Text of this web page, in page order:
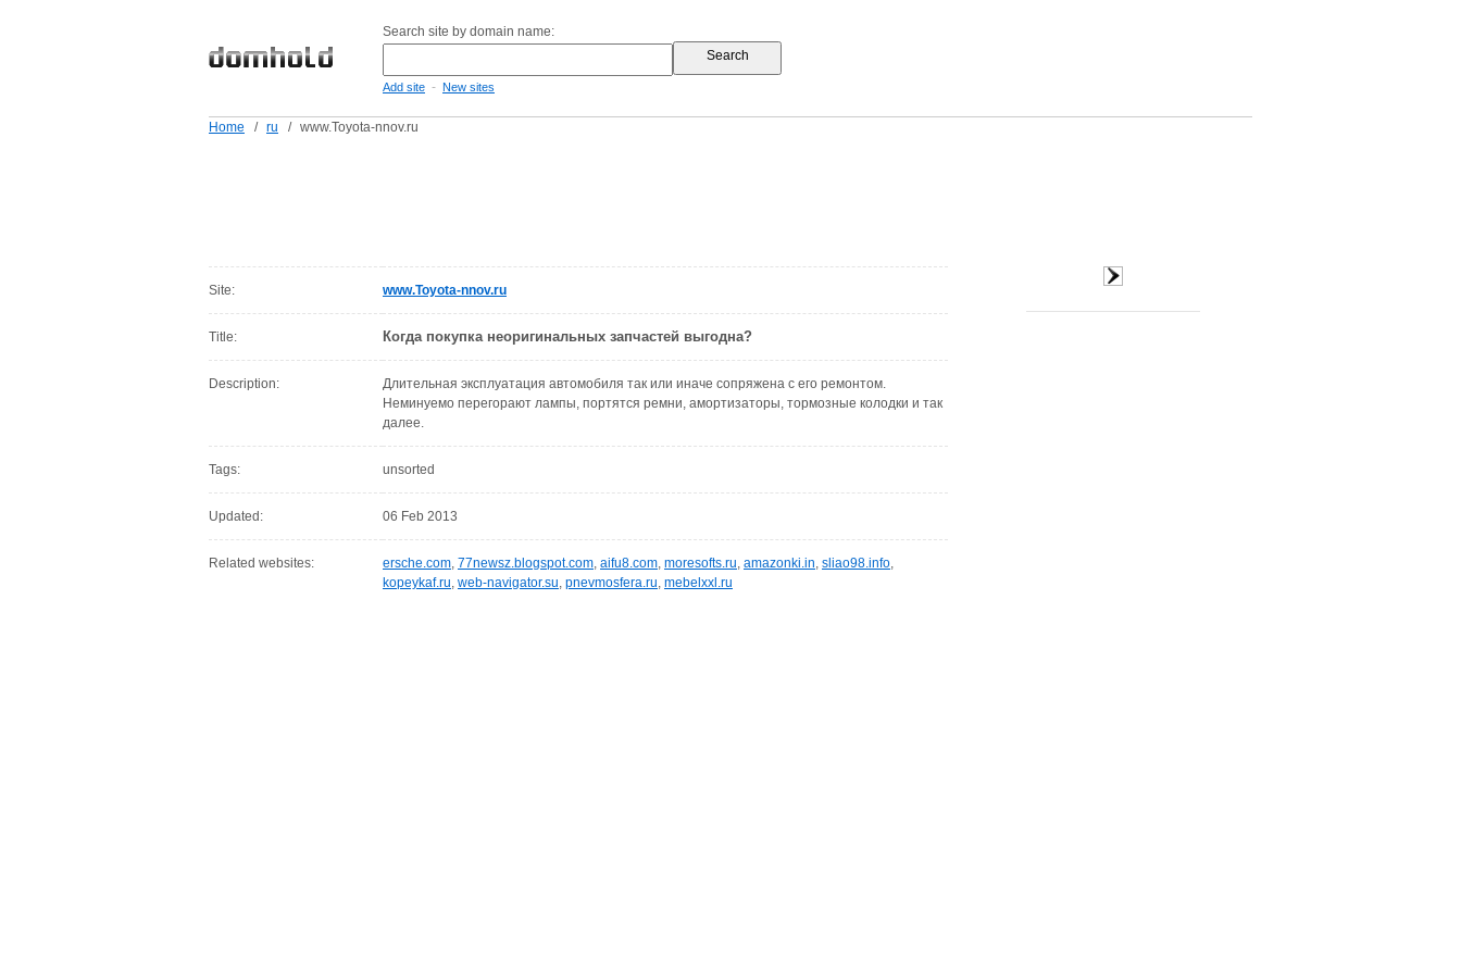
Search site by domain name:
Add site - New sites
Home / ru / www.Toyota-nnov.ru
Site: www.Toyota-nnov.ru
Title: Когда покупка неоригинальных запчастей выгодна?
Description:
Длительная эксплуатация автомобиля так или иначе сопряжена с его ремонтом.
Неминуемо перегорают лампы, портятся ремни, амортизаторы, тормозные колодки и так
далее.
Tags: unsorted
Updated: 06 Feb 2013
Related websites: ersche.com, 77newsz.blogspot.com, aifu8.com, moresofts.ru, amazonki.in, sliao98.info,
kopeykaf.ru, web-navigator.su, pnevmosfera.ru, mebelxxl.ru